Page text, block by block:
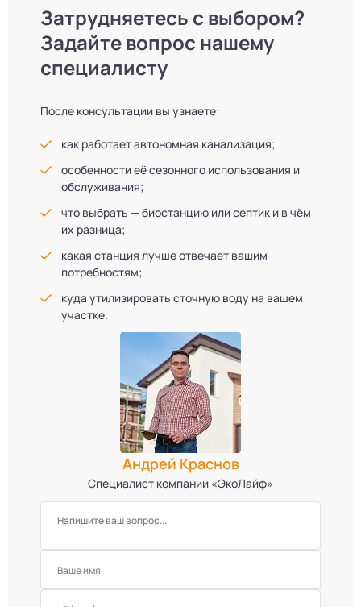
Затрудняетесь с выбором?
Задайте вопрос нашему
специалисту
После консультации вы узнаете:
как работает автономная канализация;
особенности её сезонного использования и
обслуживания;
что выбрать — биостанцию или септик и в чём
их разница;
какая станция лучше отвечает вашим
потребностям;
куда утилизировать сточную воду на вашем
участке.
Андрей Краснов
Специалист компании «ЭкоЛайф»